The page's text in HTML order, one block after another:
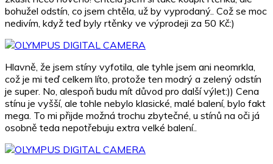
bohužel odstín, co jsem chtěla, už by vyprodaný.. Což se moc
nedivím, když teď byly rtěnky ve výprodeji za 50 Kč:)
Hlavně, že jsem stíny vyfotila, ale tyhle jsem ani neomrkla,
což je mi teď celkem líto, protože ten modrý a zelený odstín
je super. No, alespoň budu mít důvod pro další výlet:)) Cena
stínu je vyšší, ale tohle nebylo klasické, malé balení, bylo fakt
mega. To mi přijde možná trochu zbytečné, u stínů na oči já
osobně teda nepotřebuju extra velké balení..